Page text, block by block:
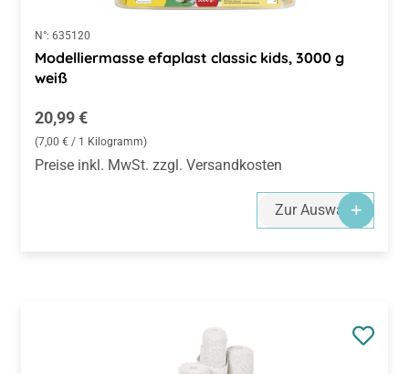
N°: 635120
Modelliermasse efaplast classic kids, 3000 g
weiß
Regulärer Preis:
20,99 €
(7,00 € / 1 Kilogramm)
Preise inkl. MwSt. zzgl. Versandkosten
Zur Auswahl